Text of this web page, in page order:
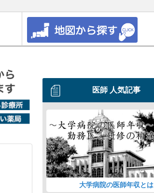
医師 人気記事
大学病院の医師年収とは